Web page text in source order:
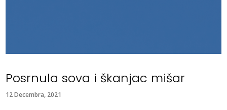
Posrnula sova i škanjac mišar
12 Decembra, 2021